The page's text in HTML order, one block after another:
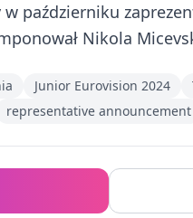
październiku
Nikola
Junior Eurovision 2024
representative announcement